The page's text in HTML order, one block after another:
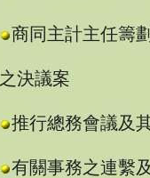
商同主計主任籌
之決議案
推行總務會議及
有關事務之連繫